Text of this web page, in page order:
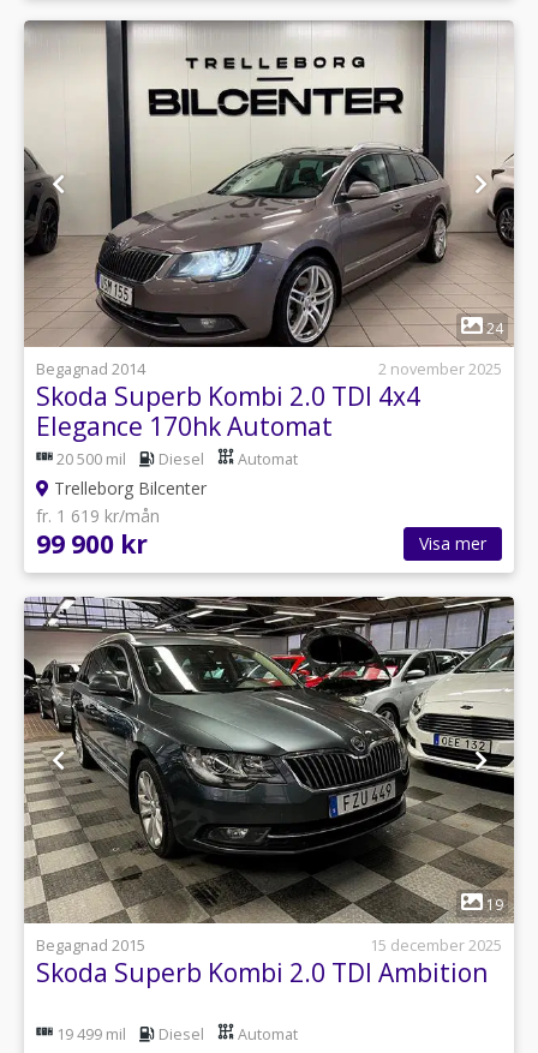
24
Begagnad 2014
2 november 2025
Skoda Superb Kombi 2.0 TDI 4x4
Elegance 170hk Automat
20 500 mil Diesel Automat
Trelleborg Bilcenter
fr. 1 619 kr/mån
99 900 kr Visa mer
1
19
Begagnad 2015
15 december 2025
Skoda Superb Kombi 2.0 TDI Ambition
19 499 mil Diesel Automat